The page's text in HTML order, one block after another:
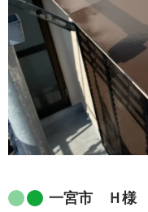
一宮市 Ｈ様